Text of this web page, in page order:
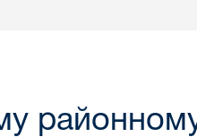
районному